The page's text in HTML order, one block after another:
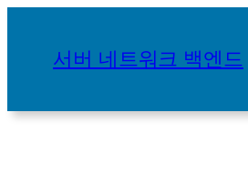
서버 네트워크 백엔드